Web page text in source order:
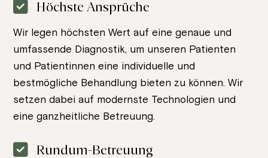
Höchste Ansprüche
Wir legen höchsten Wert auf eine genaue und
umfassende Diagnostik, um unseren Patienten
und Patientinnen eine individuelle und
bestmögliche Behandlung bieten zu können. Wir
setzen dabei auf modernste Technologien und
eine ganzheitliche Betreuung.
Rundum-Betreuung